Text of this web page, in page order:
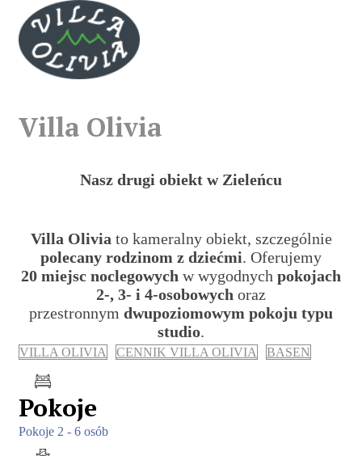
Villa Olivia
Nasz drugi obiekt w Zieleńcu
Villa Olivia to kameralny obiekt, szczególnie
polecany rodzinom z dziećmi. Oferujemy
20 miejsc noclegowych w wygodnych pokojach
2-, 3- i 4-osobowych oraz
przestronnym dwupoziomowym pokoju typu
studio.
VILLA OLIVIA CENNIK VILLA OLIVIA BASEN
Pokoje
Pokoje 2 - 6 osób